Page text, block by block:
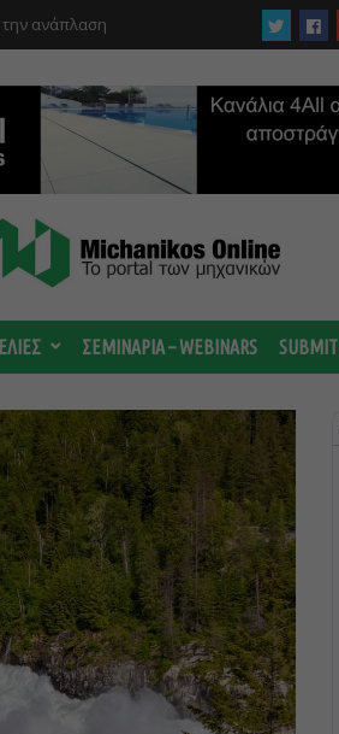
–
ΣΕΜΙΝΑΡΙΑ – WEBINARS SUBMIT